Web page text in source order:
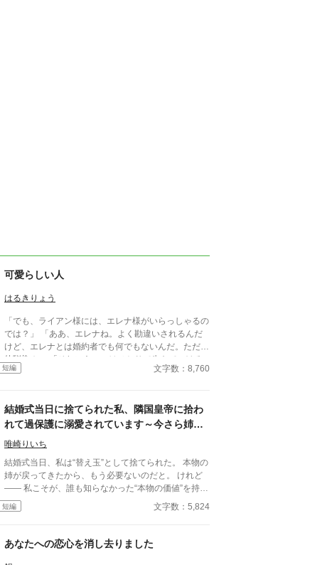
可愛らしい人
はるきりょう
「でも、ライアン様には、エレナ様がいらっしゃるの
では？」 「ああ、エレナね。よく勘違いされるんだ
けど、エレナとは婚約者でも何でもないんだ。ただの
幼馴染み」 「それにあいつはひとりで生きていける
から」 女性ながらに剣術を学ぶエレナは可愛げがな
か？」 「今日の夜会のパートナーはお決まりです
か？」 その言葉でパートナー同伴の夜会に招待さ
と一緒に行くと思っていたので参加の返事を出してい
たのだ。 「……いいえ」 当日の欠席は著しく評価
を下げる。今後、家庭教師として仕事をしていきたい
と考えるのであれば、父親か兄に頼んででも行った方
がいいだろう。 「よければ僕と一緒に行きません
か？」
短編 文字数：8,760
結婚式当日に捨てられた私、隣国皇帝に拾わ
れて過保護に溺愛されています～今さら姉を
選んだ王子が後悔しても手遅れです～
唯崎りいち
結婚式当日、私は“替え玉”として捨てられた。 本物の
姉が戻ってきたから、もう必要ないのだと。 けれど
—— 私こそが、誰も知らなかった“本物の価値”を持っ
ていた。 世界でただ一人、すべてを癒す力。 そし
て、その価値を知るただ一人の人が、皇帝となって私
当に必要とされる場所へ辿り着く物語。
短編 文字数：5,824
あなたへの恋心を消し去りました